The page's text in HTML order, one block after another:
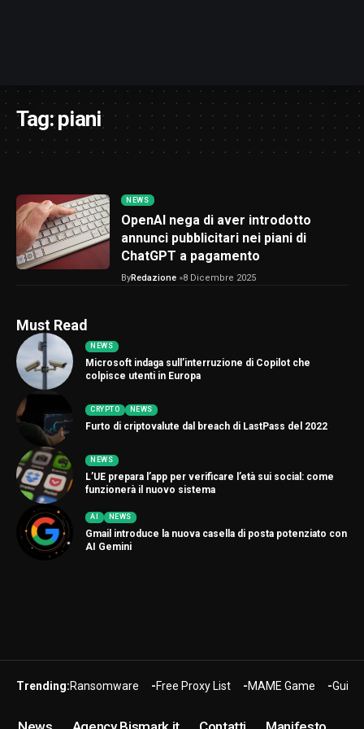
Tag:piani
NEWS
OpenAI nega di aver introdotto
annunci pubblicitari nei piani di
ChatGPT a pagamento
ByRedazione 8 Dicembre 2025
Must Read
NEWS
Microsoft indaga sull’interruzione di Copilot che
colpisce utenti in Europa
CRYPTO NEWS
Furto di criptovalute dal breach di LastPass del 2022
NEWS
L’UE prepara l’app per verificare l’età sui social: come
funzionerà il nuovo sistema
AI NEWS
Gmail introduce la nuova casella di posta potenziato con
AI Gemini
Trending:Ransomware Free Proxy List MAME Game Guide